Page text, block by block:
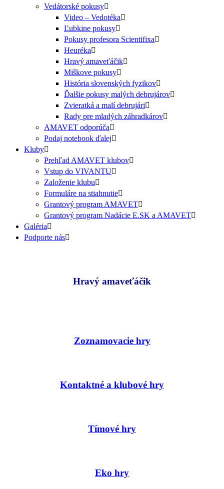
Vedátorské pokusy
Video – Vedotéka
Ľubkine pokusy
Pokusy profesora Scientifixa
Heuréka
Hravý amaveťáčik
Miškove pokusy
História slovenských fyzikov
Ďalšie pokusy malých debrujárov
Zvieratká a malí debrujári
Rady pre mladých záhradkárov
AMAVET odporúča
Podaj notebook ďalej
Kluby
Prehľad AMAVET klubov
Vstup do VIVANTU
Založenie klubu
Formuláre na stiahnutie
Grantový program AMAVET
Grantový program Nadácie E.SK a AMAVET
Galéria
Podporte nás
Hravý amaveťáčik
Zoznamovacie hry
Kontaktné a klubové hry
Tímové hry
Eko hry